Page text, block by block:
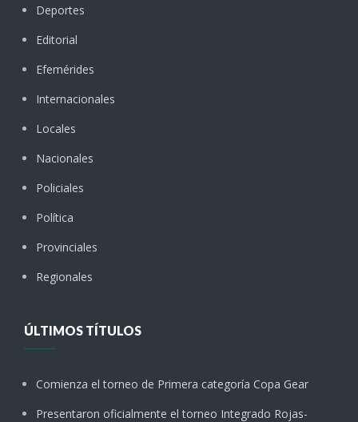
Deportes
Editorial
Efemérides
Internacionales
Locales
Nacionales
Policiales
Política
Provinciales
Regionales
ÚLTIMOS TÍTULOS
Comienza el torneo de Primera categoría Copa Gear
Presentaron oficialmente el torneo Integrado Rojas-